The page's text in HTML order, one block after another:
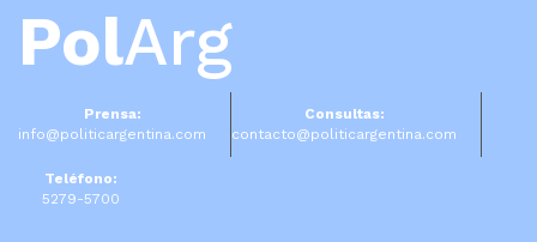
PolArg
Prensa:
info@politicargentina.com
Consultas:
contacto@politicargentina.com
Teléfono:
5279-5700